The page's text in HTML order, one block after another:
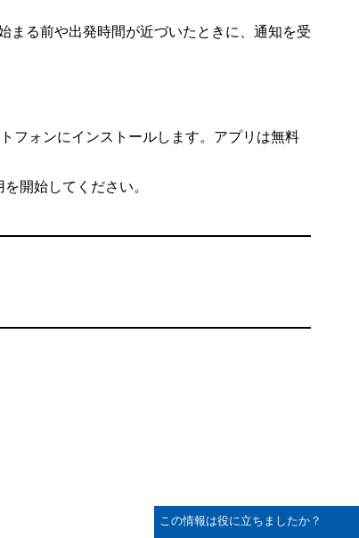
まる前や出発時間が近づいたときに、通知を受
フォンにインストールします。アプリは無料
開始してください。
この情報は役に立ちましたか？